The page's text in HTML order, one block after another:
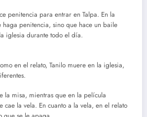
penitencia para entrar en Talpa. En la
haga penitencia, sino que hace un baile
iglesia durante todo el día.
en el relato, Tanilo muere en la iglesia,
la misa, mientras que en la película
cae la vela. En cuanto a la vela, en el relato